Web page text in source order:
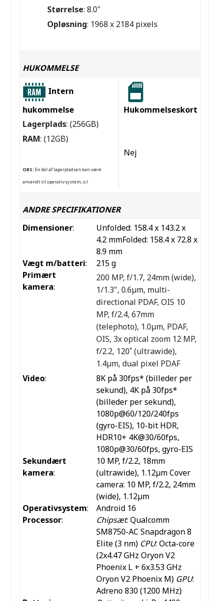
Størrelse: 8.0"
Opløsning: 1968 x 2184 pixels
HUKOMMELSE
Intern
hukommelse
Hukommelseskort
Lagerplads: (256GB)
RAM: (12GB)
OBS: En del af lagerpladsen kan være
anvendt til operativsystem, o.l.
Nej
ANDRE SPECIFIKATIONER
Dimensioner:
Unfolded: 158.4 x 143.2 x
4.2 mmFolded: 158.4 x 72.8 x
8.9 mm
Vægt m/batteri:
215 g
Primært
kamera:
200 MP, f/1.7, 24mm (wide),
1/1.3", 0.6µm, multi-
directional PDAF, OIS 10
MP, f/2.4, 67mm
(telephoto), 1.0µm, PDAF,
OIS, 3x optical zoom12 MP,
f/2.2, 120˚ (ultrawide),
1.4µm, dual pixel PDAF
Video:
8K på 30fps* (billeder per
sekund), 4K på 30fps*
(billeder per sekund),
1080p@60/120/240fps
(gyro-EIS), 10-bit HDR,
HDR10+ 4K@30/60fps,
1080p@30/60fps, gyro-EIS
Sekundært
kamera:
10 MP, f/2.2, 18mm
(ultrawide), 1.12µmCover
camera: 10 MP, f/2.2, 24mm
(wide), 1.12µm
Operativsystem:
Android 16
Processor: Chipsæt: Qualcomm
SM8750-AC Snapdragon 8
Elite (3 nm) CPU: Octa-core
(2x4.47 GHz Oryon V2
Phoenix L + 6x3.53 GHz
Oryon V2 Phoenix M) GPU:
Adreno 830 (1200 MHz)